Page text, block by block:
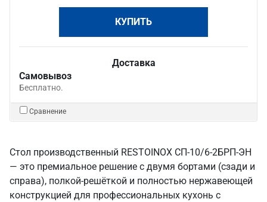
КУПИТЬ
Доставка
Самовывоз
Бесплатно.
Сравнение
Стол производственный RESTOINOX СП-10/6-2БРП-ЭН
— это премиальное решение с двумя бортами (сзади и
справа), полкой-решёткой и полностью нержавеющей
конструкцией для профессиональных кухонь с